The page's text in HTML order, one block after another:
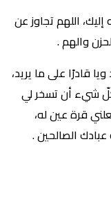
اللهم تجاوز عن
والهم .
قادرًا على ما يريد،
كلّ شيء أن تسخر لي
قرة عين له،
الصالحين .